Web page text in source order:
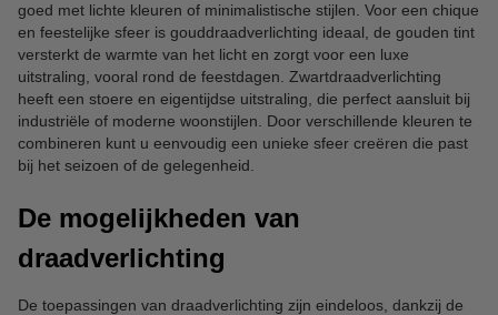
goed met lichte kleuren of minimalistische stijlen. Voor een chique
en feestelijke sfeer is gouddraadverlichting ideaal, de gouden tint
versterkt de warmte van het licht en zorgt voor een luxe
uitstraling, vooral rond de feestdagen. Zwartdraadverlichting
heeft een stoere en eigentijdse uitstraling, die perfect aansluit bij
industriële of moderne woonstijlen. Door verschillende kleuren te
combineren kunt u eenvoudig een unieke sfeer creëren die past
bij het seizoen of de gelegenheid.
De mogelijkheden van
draadverlichting
De toepassingen van draadverlichting zijn eindeloos, dankzij de